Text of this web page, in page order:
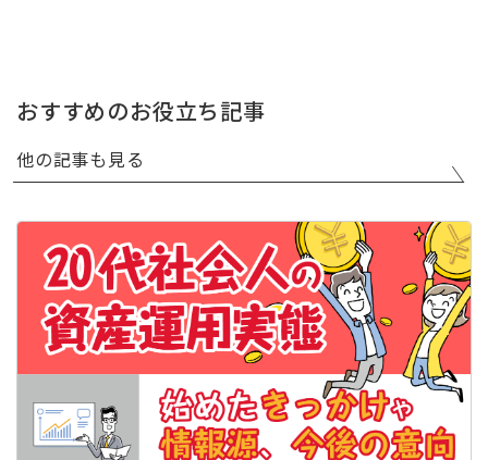
おすすめのお役立ち記事
他の記事も見る